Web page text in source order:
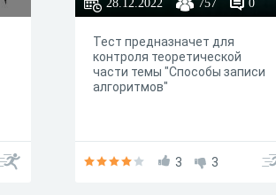
Тест предназначет для
контроля теоретической
части темы "Способы записи
алгоритмов"
3 3